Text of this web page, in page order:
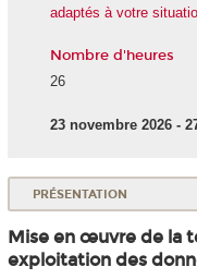
adaptés à votre
Nombre d'heures
26
23 novembre 2026 -
PRÉSENTATION
Mise en œuvre de la
exploitation des